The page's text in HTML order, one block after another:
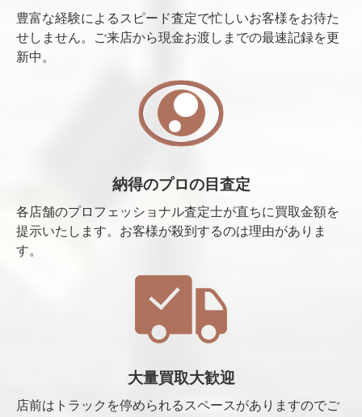
豊富な経験によるスピード査定で忙しいお客様をお待た
せしません。ご来店から現金お渡しまでの最速記録を更
新中。
納得のプロの目査定
各店舗のプロフェッショナル査定士が直ちに買取金額を
提示いたします。お客様が殺到するのは理由がありま
す。
大量買取大歓迎
店前はトラックを停められるスペースがありますのでご